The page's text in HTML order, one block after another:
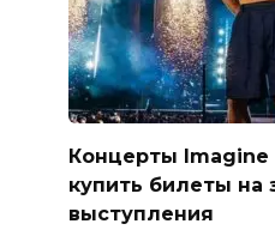
Концерты Imagine
купить билеты на
выступления